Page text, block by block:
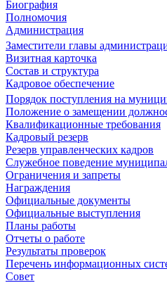
Биография
Полномочия
Администрация
Заместители главы
Визитная карточка
Состав и структура
Кадровое обеспечение
Порядок поступления на
Положение о замещении
Квалификационные требования
Кадровый резерв
Резерв управленческих кадров
Служебное поведение
Ограничения и запреты
Награждения
Официальные документы
Официальные выступления
Планы работы
Отчеты о работе
Результаты проверок
Перечень информационных
Совет